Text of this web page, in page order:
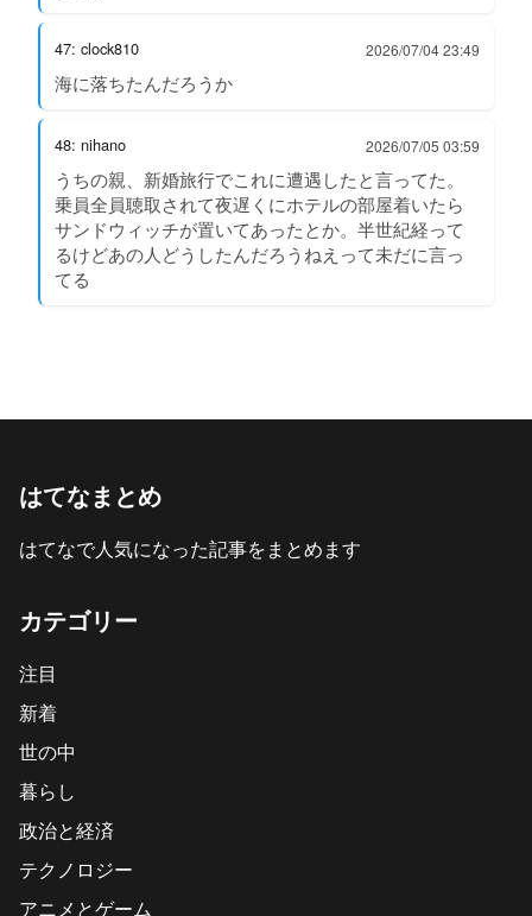
47: clock810 2026/07/04 23:49
海に落ちたんだろうか
48: nihano 2026/07/05 03:59
うちの親、新婚旅行でこれに遭遇したと言ってた。
乗員全員聴取されて夜遅くにホテルの部屋着いたら
サンドウィッチが置いてあったとか。半世紀経って
るけどあの人どうしたんだろうねえって未だに言っ
てる
はてなまとめ
はてなで人気になった記事をまとめます
カテゴリー
注目
新着
世の中
暮らし
政治と経済
テクノロジー
アニメとゲーム